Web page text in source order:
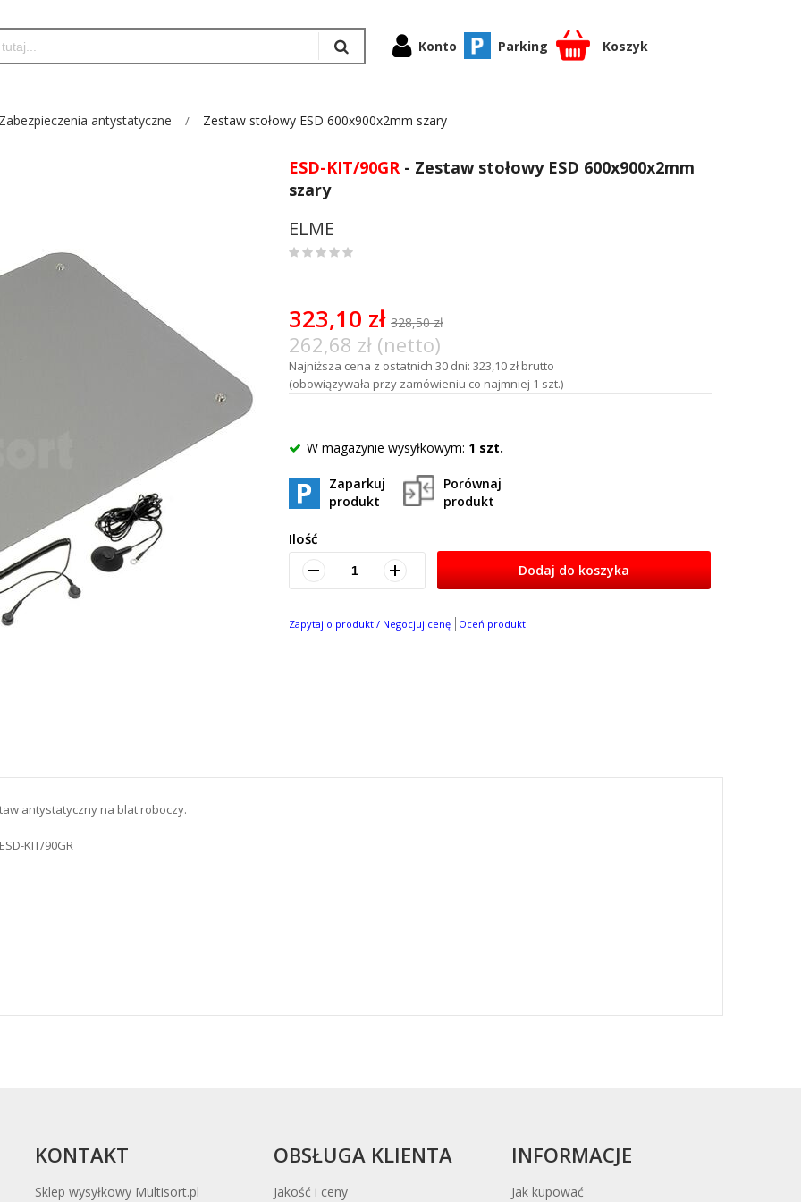
Konto Parking Koszyk
Zabezpieczenia antystatyczne Zestaw stołowy ESD 600x900x2mm szary
ESD-KIT/90GR- Zestaw stołowy ESD 600x900x2mm
szary
ELME
323,10 zł 328,50 zł
262,68 zł (netto)
Najniższa cena z ostatnich 30 dni: 323,10 zł brutto
(obowiązywała przy zamówieniu co najmniej 1 szt.)
W magazynie wysyłkowym: 1 szt.
Zaparkuj
produkt
Porównaj
produkt
Ilość
Dodaj do koszyka
Zapytaj o produkt / Negocjuj cenę Oceń produkt
antystatyczny na blat roboczy.
KIT/90GR
KONTAKT
Sklep wysyłkowy Multisort.pl
OBSŁUGA KLIENTA
Jakość i ceny
INFORMACJE
Jak kupować